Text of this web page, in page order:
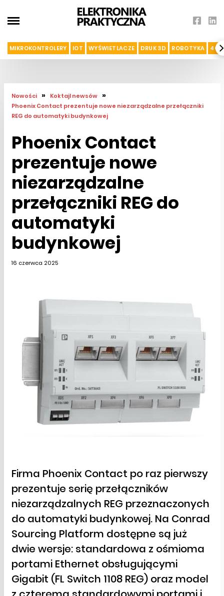
MIKROKONTROLERY IOT WYŚWIETLACZE DRUK 3D ROBOTYKA 4G I
Nowości » Koktajl newsów »
Phoenix Contact prezentuje nowe niezarządzalne przełączniki
REG do automatyki budynkowej
Phoenix Contact
prezentuje nowe
niezarządzalne
przełączniki REG do
automatyki
budynkowej
16 czerwca 2025
Firma Phoenix Contact po raz pierwszy
prezentuje serię przełączników
niezarządzalnych REG przeznaczonych
do automatyki budynkowej. Na Conrad
Sourcing Platform dostępne są już
dwie wersje: standardowa z ośmioma
portami Ethernet obsługującymi
Gigabit (FL Switch 1108 REG) oraz model